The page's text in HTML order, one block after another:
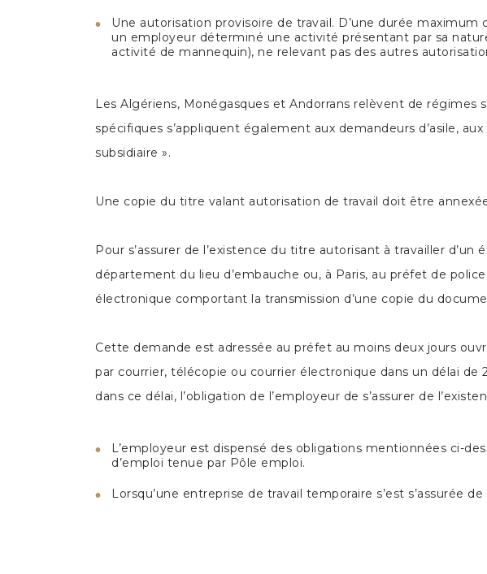
Une autorisation provisoire de travail. D’une durée
un employeur déterminé une activité présentant par sa
activité de mannequin), ne relevant pas des autres
Les Algériens, Monégasques et Andorrans relèvent de régimes
spécifiques s’appliquent également aux demandeurs d’asile,
subsidiaire ».
Une copie du titre valant autorisation de travail doit être
Pour s’assurer de l’existence du titre autorisant à travailler
département du lieu d’embauche ou, à Paris, au préfet de
électronique comportant la transmission d’une copie du
Cette demande est adressée au préfet au moins deux jours
par courrier, télécopie ou courrier électronique dans un délai
dans ce délai, l’obligation de l’employeur de s’assurer de
L’employeur est dispensé des obligations mentionnées ci-
d’emploi tenue par Pôle emploi.
Lorsqu’une entreprise de travail temporaire s’est s’assurée